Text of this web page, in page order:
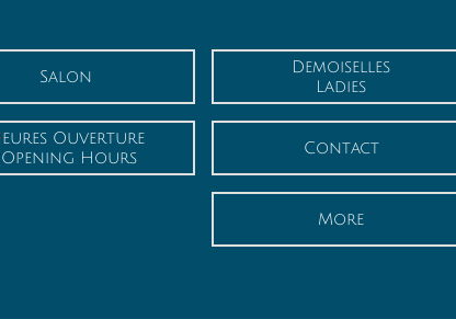
Salon
Demoiselles
Ladies
Ouverture
Opening Hours
Contact
More